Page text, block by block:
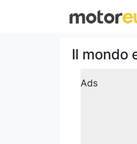
Il mondo
Ads